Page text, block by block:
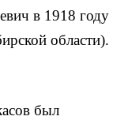
в 1918 году
области).
был